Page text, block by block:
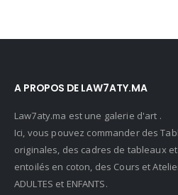
A PROPOS DE LAW7ATY.MA
Law7aty.ma est une galerie d'art .
Ici, vous pouvez commander des
originales, des cadres de tableaux
entoilés en coton, des Cours et
ADULTES et ENFANTS.